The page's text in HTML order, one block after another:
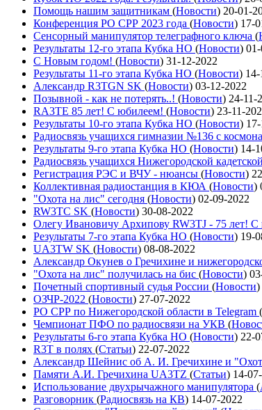
Помощь нашим защитникам (Новости) 20-01-
Конференция РО СРР 2023 года (Новости) 17-
Сенсорный манипулятор телеграфного ключа (
Результаты 12-го этапа Кубка НО (Новости)
С Новым годом! (Новости) 31-12-2022
Результаты 11-го этапа Кубка НО (Новости)
Александр R3TGN SK (Новости) 03-12-2022
Позывной - как не потерять..! (Новости) 24-11-
RA3TE 85 лет! С юбилеем! (Новости) 23-11-
Результаты 10-го этапа Кубка НО (Новости)
Радиосвязь учащихся гимназии №136 с
Результаты 9-го этапа Кубка НО (Новости) 14-
Радиосвязь учащихся Нижегородской
Регистрация РЭС и ВЧУ - нюансы (Новости)
Коллективная радиостанция в КЮА (Новости)
"Охота на лис" сегодня (Новости) 02-09-2022
RW3TC SK (Новости) 30-08-2022
Олегу Ивановичу Архипову RW3TJ - 75 лет!
Результаты 7-го этапа Кубка НО (Новости) 19-
UA3TW SK (Новости) 08-08-2022
Александр Окунев о Гречихине и
"Охота на лис" получилась на бис (Новости)
Почетный спортивный судья России (Новости)
ОЗЧР-2022 (Новости) 27-07-2022
РО СРР по Нижегородской области в Telegram (
Чемпионат ПФО по радиосвязи на УКВ (
Результаты 6-го этапа Кубка НО (Новости) 22-
R3T в полях (Статьи) 22-07-2022
Александр Шейнис об А. И. Гречихине и
Памяти А.И. Гречихина UA3TZ (Статьи) 14-
Использование двухрычажного манипулятора (
Разговорник (Радиосвязь на КВ) 14-07-2022